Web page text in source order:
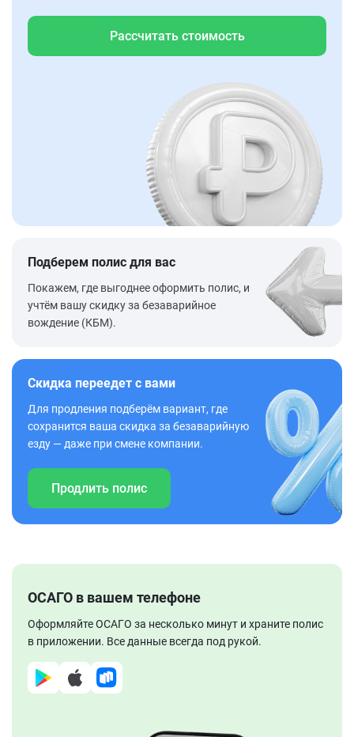
Рассчитать стоимость
Подберем полис для вас
Покажем, где выгоднее оформить полис, и
учтём вашу скидку за безаварийное
вождение (КБМ).
Скидка переедет с вами
Для продления подберём вариант, где
сохранится ваша скидка за безаварийную
езду — даже при смене компании.
Продлить полис
ОСАГО в вашем телефоне
Оформляйте ОСАГО за несколько минут и храните полис
в приложении. Все данные всегда под рукой.